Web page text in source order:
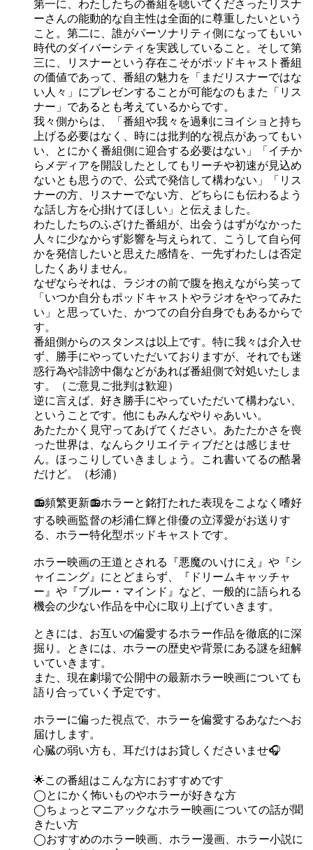
第一に、わたしたちの番組を聴いてくださったリスナ
ーさんの能動的な自主性は全面的に尊重したいという
こと。第二に、誰がパーソナリティ側になってもいい
時代のダイバーシティを実践していること。そして第
三に、リスナーという存在こそがポッドキャスト番組
の価値であって、番組の魅力を「まだリスナーではな
い人々」にプレゼンすることが可能なのもまた「リス
ナー」であるとも考えているからです。
我々側からは、「番組や我々を過剰にヨイショと持ち
上げる必要はなく、時には批判的な視点があってもい
い、とにかく番組側に迎合する必要はない」「イチか
らメディアを開設したとしてもリーチや初速が見込め
ないとも思うので、公式で発信して構わない」「リス
ナーの方、リスナーでない方、どちらにも伝わるよう
な話し方を心掛けてほしい」と伝えました。
わたしたちのふざけた番組が、出会うはずがなかった
人々に少なからず影響を与えられて、こうして自ら何
かを発信したいと思えた感情を、一先ずわたしは否定
したくありません。
なぜならそれは、ラジオの前で腹を抱えながら笑って
「いつか自分もポッドキャストやラジオをやってみた
い」と思っていた、かつての自分自身でもあるからで
す。
番組側からのスタンスは以上です。特に我々は介入せ
ず、勝手にやっていただいておりますが、それでも迷
惑行為や誹謗中傷などがあれば番組側で対処いたしま
す。（ご意見ご批判は歓迎）
逆に言えば、好き勝手にやっていただいて構わない、
ということです。他にもみんなやりゃあいい。
あたたかく見守ってあげてください。あたたかさを喪
った世界は、なんらクリエイティブだとは感じませ
ん。ほっこりしていきましょう。これ書いてるの酷暑
だけど。（杉浦）
📻頻繁更新📻ホラーと銘打たれた表現をこよなく嗜好
する映画監督の杉浦仁輝と俳優の立澤愛がお送りす
る、ホラー特化型ポッドキャストです。
ホラー映画の王道とされる『悪魔のいけにえ』や『シ
ャイニング』にとどまらず、『ドリームキャッチャ
ー』や『ブルー・マインド』など、一般的に語られる
機会の少ない作品を中心に取り上げていきます。
ときには、お互いの偏愛するホラー作品を徹底的に深
掘り。ときには、ホラーの歴史や背景にある謎を紐解
いていきます。
また、現在劇場で公開中の最新ホラー映画についても
語り合っていく予定です。
ホラーに偏った視点で、ホラーを偏愛するあなたへお
届けします。
心臓の弱い方も、耳だけはお貸しくださいませ🎧
🌟この番組はこんな方におすすめです
◯とにかく怖いものやホラーが好きな方
◯ちょっとマニアックなホラー映画についての話が聞
きたい方
◯おすすめのホラー映画、ホラー漫画、ホラー小説に